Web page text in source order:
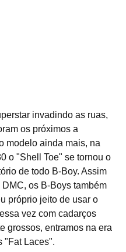
os próximos a
modelo ainda mais, na
o "Shell Toe" se tornou o
de todo B-Boy. Assim
os B-Boys também
próprio jeito de usar o
vez com cadarços
grossos, entramos na era
"Fat Laces".